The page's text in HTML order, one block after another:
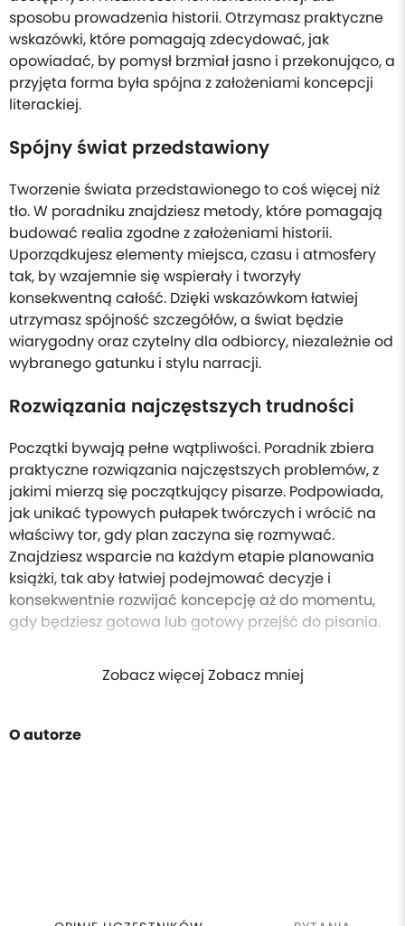
sposobu prowadzenia historii. Otrzymasz praktyczne
wskazówki, które pomagają zdecydować, jak
opowiadać, by pomysł brzmiał jasno i przekonująco, a
przyjęta forma była spójna z założeniami koncepcji
literackiej.
Spójny świat przedstawiony
Tworzenie świata przedstawionego to coś więcej niż
tło. W poradniku znajdziesz metody, które pomagają
budować realia zgodne z założeniami historii.
Uporządkujesz elementy miejsca, czasu i atmosfery
tak, by wzajemnie się wspierały i tworzyły
konsekwentną całość. Dzięki wskazówkom łatwiej
utrzymasz spójność szczegółów, a świat będzie
wiarygodny oraz czytelny dla odbiorcy, niezależnie od
wybranego gatunku i stylu narracji.
Rozwiązania najczęstszych trudności
Początki bywają pełne wątpliwości. Poradnik zbiera
praktyczne rozwiązania najczęstszych problemów, z
jakimi mierzą się początkujący pisarze. Podpowiada,
jak unikać typowych pułapek twórczych i wrócić na
właściwy tor, gdy plan zaczyna się rozmywać.
Znajdziesz wsparcie na każdym etapie planowania
książki, tak aby łatwiej podejmować decyzje i
konsekwentnie rozwijać koncepcję aż do momentu,
gdy będziesz gotowa lub gotowy przejść do pisania.
Zobacz więcej Zobacz mniej
O autorze